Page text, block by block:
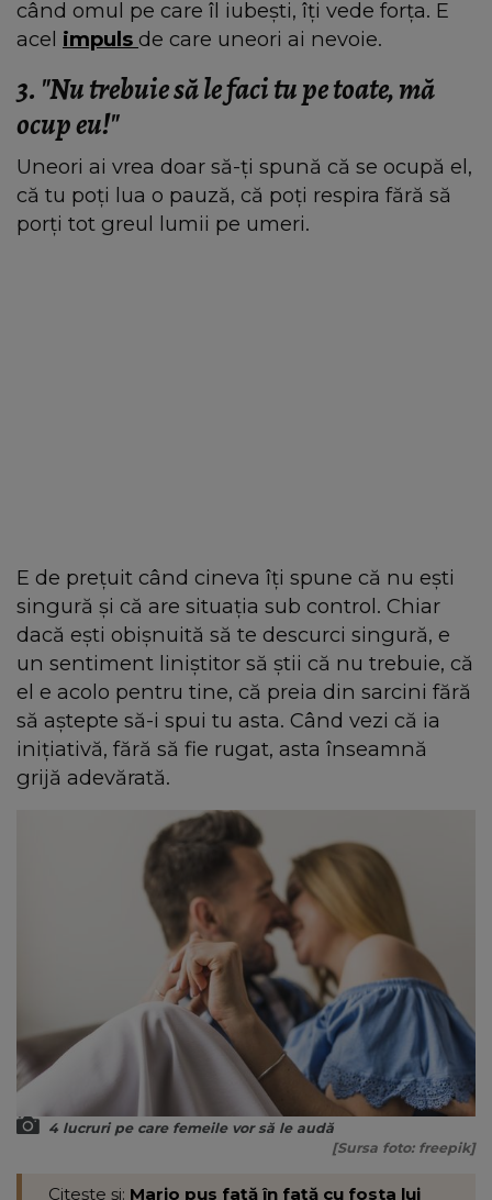
când omul pe care îl iubești, îți vede forța. E
acel impuls de care uneori ai nevoie.
3. "Nu trebuie să le faci tu pe toate, mă
ocup eu!"
Uneori ai vrea doar să-ți spună că se ocupă el,
că tu poți lua o pauză, că poți respira fără să
porți tot greul lumii pe umeri.
E de prețuit când cineva îți spune că nu ești
singură și că are situația sub control. Chiar
dacă ești obișnuită să te descurci singură, e
un sentiment liniștitor să știi că nu trebuie, că
el e acolo pentru tine, că preia din sarcini fără
să aștepte să-i spui tu asta. Când vezi că ia
inițiativă, fără să fie rugat, asta înseamnă
grijă adevărată.
4 lucruri pe care femeile vor să le audă
[Sursa foto: freepik]
Citește și: Mario pus față în față cu fosta lui